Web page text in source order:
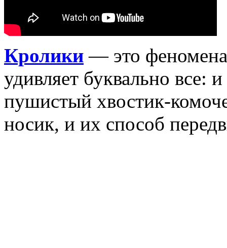
Кролики — это
удивляет буквально
пушистый хвостик-
носик, и их способ